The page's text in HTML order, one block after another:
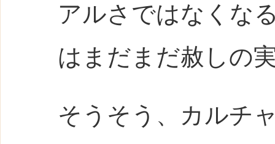
アルさではなくな
はまだまだ赦しの
そうそう、カルチ